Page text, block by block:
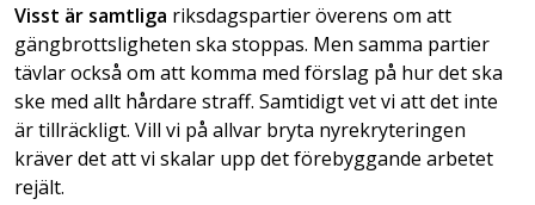
Visst är samtliga riksdagspartier överens om att
gängbrottsligheten ska stoppas. Men samma partier
tävlar också om att komma med förslag på hur det ska
ske med allt hårdare straff. Samtidigt vet vi att det inte
är tillräckligt. Vill vi på allvar bryta nyrekryteringen
kräver det att vi skalar upp det förebyggande arbetet
rejält.